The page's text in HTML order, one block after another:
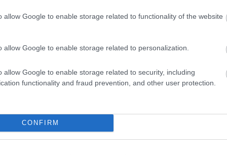
allow Google to enable storage related to functionality of the website
allow Google to enable storage related to personalization.
allow Google to enable storage related to security, including
functionality and fraud prevention, and other user protection.
CONFIRM
utasainál, hogy megtapsolják a
pilótát, miután az letette az adott
repülőgépet. Ez talán érthető is,
2024. SZEPTEMBER 18. ● TURI DÁNIEL
leszállópályájának
kihívásait…